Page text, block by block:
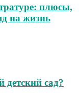
плюсы,
на жизнь
детский сад?